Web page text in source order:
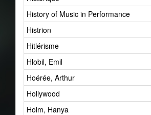
History of Music in Performance
Histrion
Hitlérisme
Hlobil, Emil
Hoérée, Arthur
Hollywood
Holm, Hanya